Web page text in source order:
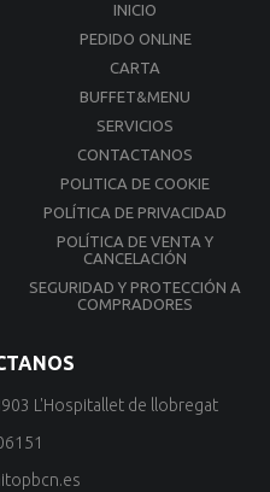
INICIO
PEDIDO ONLINE
CARTA
BUFFET&MENU
SERVICIOS
CONTACTANOS
POLITICA DE COOKIE
POLÍTICA DE PRIVACIDAD
POLÍTICA DE VENTA Y
CANCELACIÓN
SEGURIDAD Y PROTECCIÓN A
COMPRADORES
L'Hospitallet de llobregat